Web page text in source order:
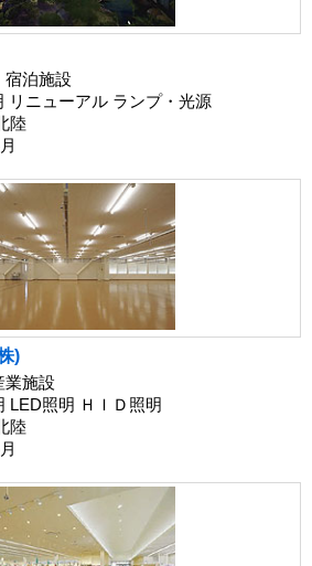
宿泊施設
リニューアル ランプ・光源
陸
)
業施設
LED照明 ＨＩＤ照明
陸